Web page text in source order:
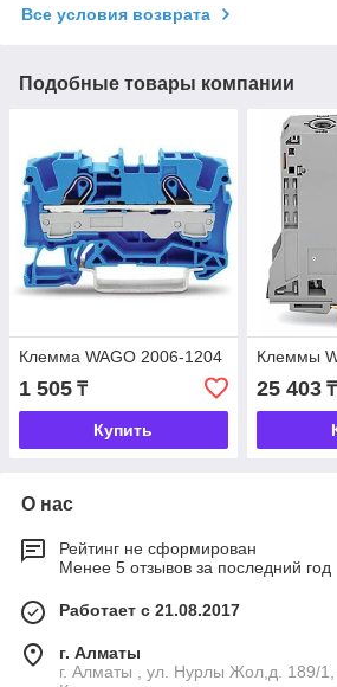
Все условия возврата
Подобные товары компании
Клемма WAGO 2006-1204
1 505 ₸
Купить
Клеммы
25 403₸
О нас
Рейтинг не сформирован
Менее 5 отзывов за последний год
Работает с 21.08.2017
г. Алматы
г. Алматы , ул. Нурлы Жол,д. 189/